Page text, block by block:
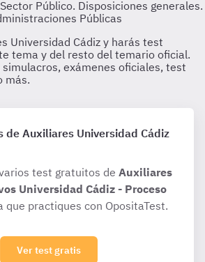
de Auxiliares Universidad Cádiz
test gratuitos de Auxiliares
Universidad Cádiz - Proceso
que practiques con OpositaTest.
Ver test gratis